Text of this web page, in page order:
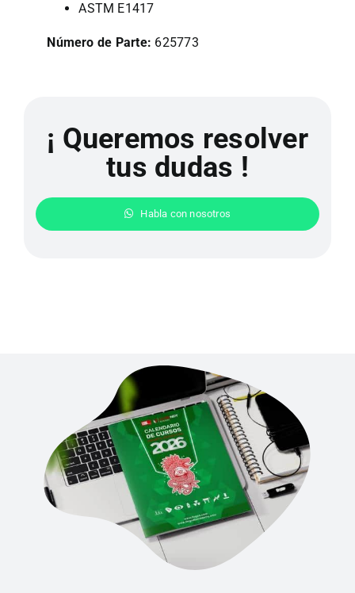
ASTM E1417
Número de Parte: 625773
¡ Queremos resolver
tus dudas !
Habla con nosotros